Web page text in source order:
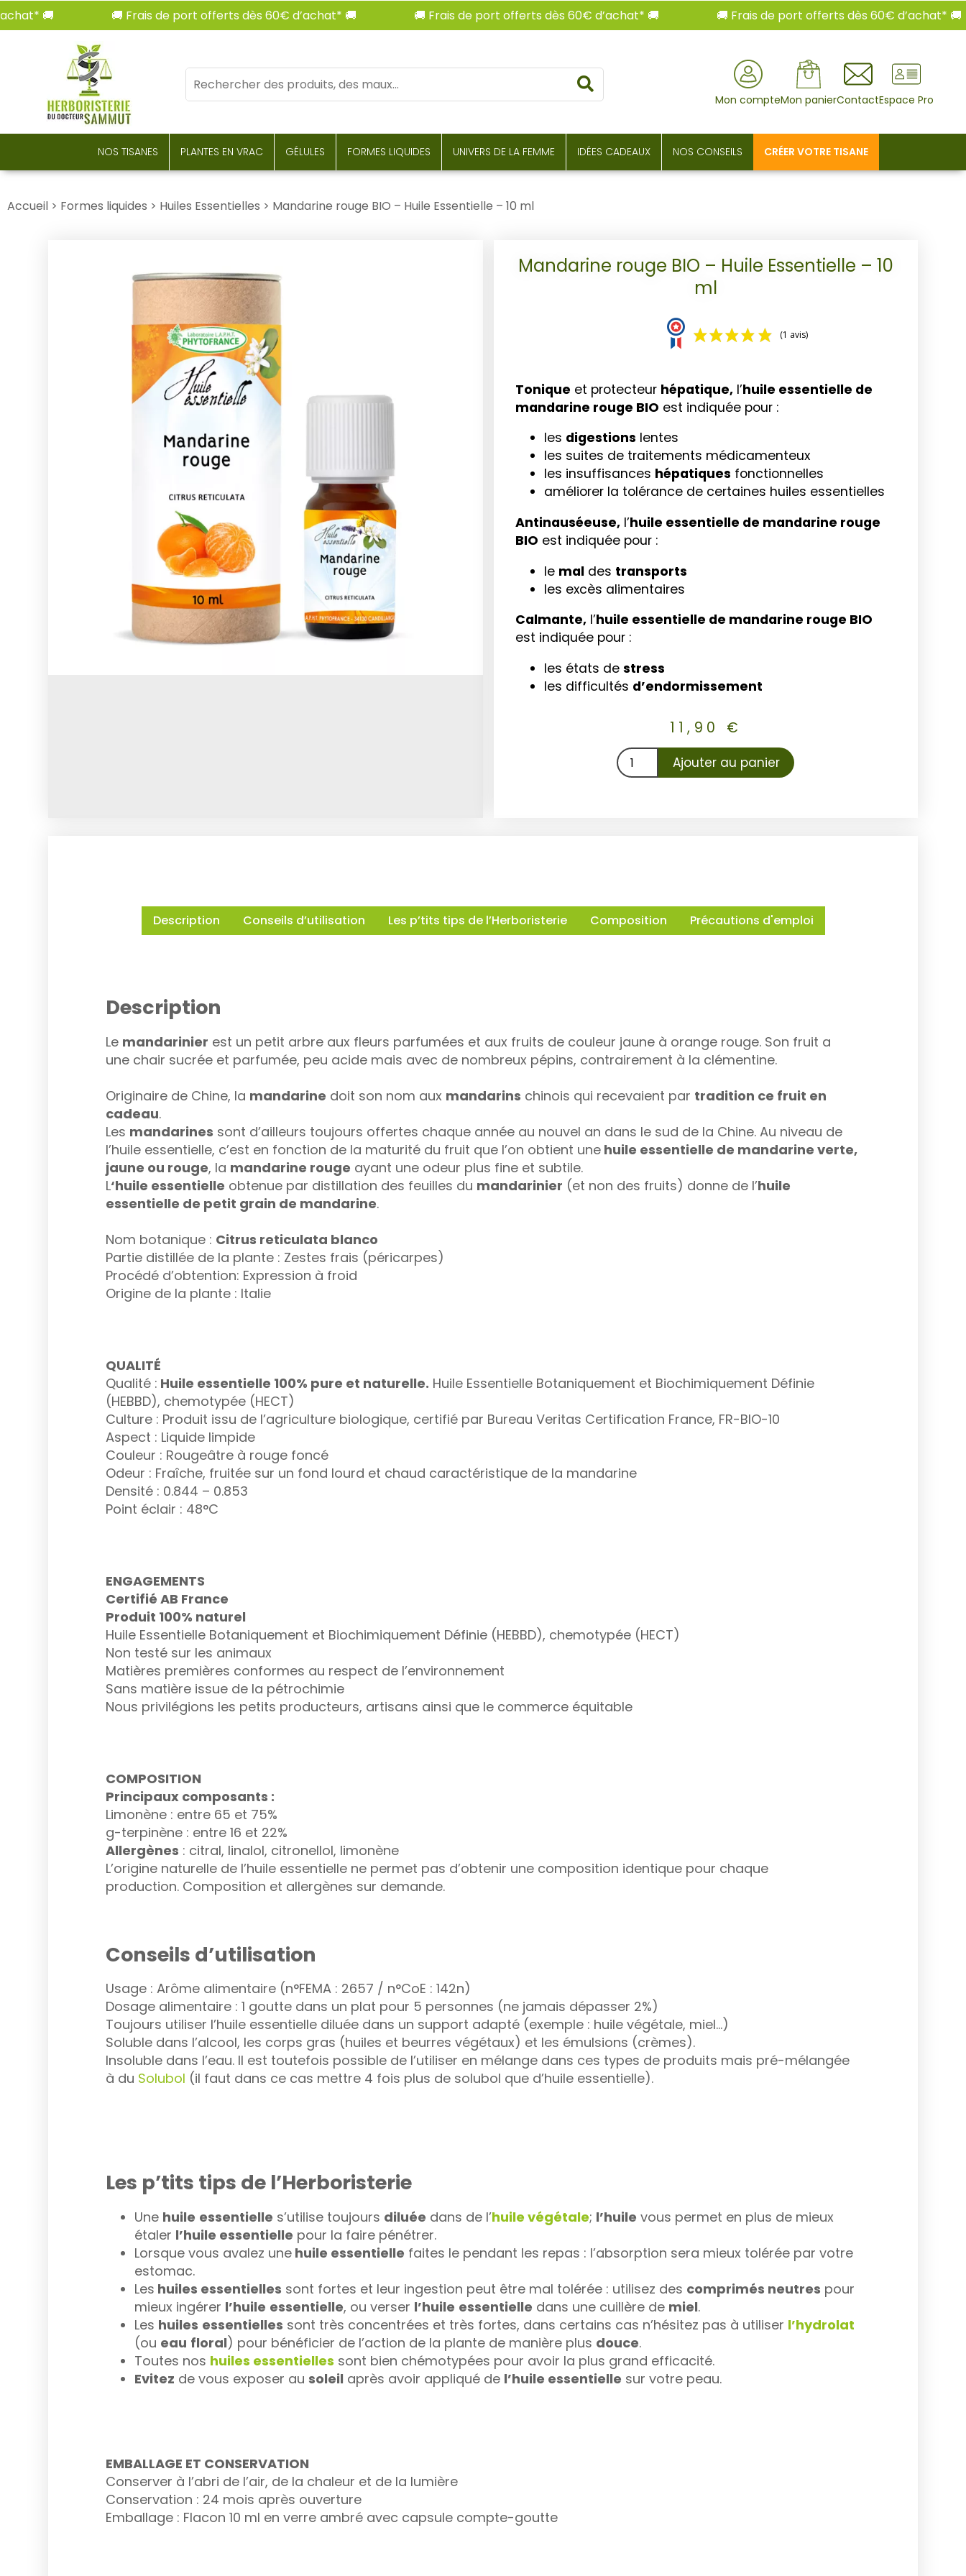
🚚 🚚 Frais de port offerts dès 60€ d’achat* 🚚 🚚 Frais de port offerts dès 60€ d’achat* 🚚 🚚 Frais de port offerts dès 60€ d’achat* 🚚
Mots
clés
Mon compteMon panierContactEspace Pro
NOS TISANES PLANTES EN VRAC GÉLULES FORMES LIQUIDES UNIVERS DE LA FEMME IDÉES CADEAUX NOS CONSEILS CRÉER VOTRE TISANE
Accueil > Formes liquides > Huiles Essentielles > Mandarine rouge BIO – Huile Essentielle – 10 ml
Mandarine rouge BIO – Huile Essentielle – 10
ml
(1 avis)
Tonique et protecteur hépatique, l’huile essentielle de
mandarine rouge BIO est indiquée pour :
les digestions lentes
les suites de traitements médicamenteux
les insuffisances hépatiques fonctionnelles
améliorer la tolérance de certaines huiles essentielles
Antinauséeuse, l’huile essentielle de mandarine rouge
BIO est indiquée pour :
le mal des transports
les excès alimentaires
Calmante, l’huile essentielle de mandarine rouge BIO
est indiquée pour :
les états de stress
les difficultés d’endormissement
11,90 €
Ajouter au panier
Description Conseils d’utilisation Les p’tits tips de l’Herboristerie Composition Précautions d'emploi
Description
Le mandarinier est un petit arbre aux fleurs parfumées et aux fruits de couleur jaune à orange rouge. Son fruit a
une chair sucrée et parfumée, peu acide mais avec de nombreux pépins, contrairement à la clémentine.
Originaire de Chine, la mandarine doit son nom aux mandarins chinois qui recevaient par tradition ce fruit en
cadeau.
Les mandarines sont d’ailleurs toujours offertes chaque année au nouvel an dans le sud de la Chine. Au niveau de
l’huile essentielle, c’est en fonction de la maturité du fruit que l’on obtient une huile essentielle de mandarine verte,
jaune ou rouge, la mandarine rouge ayant une odeur plus fine et subtile.
L‘huile essentielle obtenue par distillation des feuilles du mandarinier (et non des fruits) donne de l’huile
essentielle de petit grain de mandarine.
Nom botanique : Citrus reticulata blanco
Partie distillée de la plante : Zestes frais (péricarpes)
Procédé d’obtention: Expression à froid
Origine de la plante : Italie
QUALITÉ
Qualité : Huile essentielle 100% pure et naturelle. Huile Essentielle Botaniquement et Biochimiquement Définie
(HEBBD), chemotypée (HECT)
Culture : Produit issu de l’agriculture biologique, certifié par Bureau Veritas Certification France, FR-BIO-10
Aspect : Liquide limpide
Couleur : Rougeâtre à rouge foncé
Odeur : Fraîche, fruitée sur un fond lourd et chaud caractéristique de la mandarine
Densité : 0.844 – 0.853
Point éclair : 48°C
ENGAGEMENTS
Certifié AB France
Produit 100% naturel
Huile Essentielle Botaniquement et Biochimiquement Définie (HEBBD), chemotypée (HECT)
Non testé sur les animaux
Matières premières conformes au respect de l’environnement
Sans matière issue de la pétrochimie
Nous privilégions les petits producteurs, artisans ainsi que le commerce équitable
COMPOSITION
Principaux composants :
Limonène : entre 65 et 75%
g-terpinène : entre 16 et 22%
Allergènes : citral, linalol, citronellol, limonène
L’origine naturelle de l’huile essentielle ne permet pas d’obtenir une composition identique pour chaque
production. Composition et allergènes sur demande.
Conseils d’utilisation
Usage : Arôme alimentaire (n°FEMA : 2657 / n°CoE : 142n)
Dosage alimentaire : 1 goutte dans un plat pour 5 personnes (ne jamais dépasser 2%)
Toujours utiliser l’huile essentielle diluée dans un support adapté (exemple : huile végétale, miel…)
Soluble dans l’alcool, les corps gras (huiles et beurres végétaux) et les émulsions (crèmes).
Insoluble dans l’eau. Il est toutefois possible de l’utiliser en mélange dans ces types de produits mais pré-mélangée
à du Solubol (il faut dans ce cas mettre 4 fois plus de solubol que d’huile essentielle).
Les p’tits tips de l’Herboristerie
Une huile essentielle s’utilise toujours diluée dans de l’huile végétale; l’huile vous permet en plus de mieux
étaler l’huile essentielle pour la faire pénétrer.
Lorsque vous avalez une huile essentielle faites le pendant les repas : l’absorption sera mieux tolérée par votre
estomac.
Les huiles essentielles sont fortes et leur ingestion peut être mal tolérée : utilisez des comprimés neutres pour
mieux ingérer l’huile essentielle, ou verser l’huile essentielle dans une cuillère de miel.
Les huiles essentielles sont très concentrées et très fortes, dans certains cas n’hésitez pas à utiliser l’hydrolat
(ou eau floral) pour bénéficier de l’action de la plante de manière plus douce.
Toutes nos huiles essentielles sont bien chémotypées pour avoir la plus grand efficacité.
Evitez de vous exposer ausoleil après avoir appliqué de l’huile essentielle sur votre peau.
EMBALLAGE ET CONSERVATION
Conserver à l’abri de l’air, de la chaleur et de la lumière
Conservation : 24 mois après ouverture
Emballage : Flacon 10 ml en verre ambré avec capsule compte-goutte